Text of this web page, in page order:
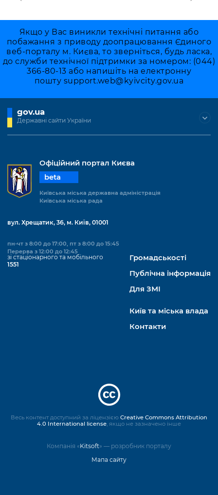
Якщо у Вас виникли технічні питання або
побажання з приводу доопрацювання Єдиного
веб-порталу м. Києва, то зверніться, будь ласка,
до служби технічної підтримки за номером: (044)
366-80-13 або напишіть на електронну
пошту support.web@kyivcity.gov.ua
gov.ua
Державні сайти України
Офіційний портал Києва
beta
Київська міська державна адміністрація
Київська міська рада
вул. Хрещатик, 36, м. Київ, 01001
пн-чт з 8:00 до 17:00, пт з 8:00 до 15:45
Перерва з 12:00 до 12:45
зі стаціонарного та мобільного
1551
Громадськості
Публічна інформація
Для ЗМІ
Київ та міська влада
Контакти
Компанія «Kitsoft» — розробник порталу
Мапа сайту
Весь контент доступний за ліцензією Creative Commons Attribution
4.0 International license , якщо не зазначено інше